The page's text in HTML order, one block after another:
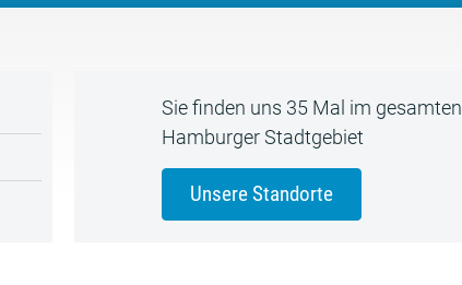
Sie finden uns 35 Mal im gesamten
Hamburger Stadtgebiet
Unsere Standorte